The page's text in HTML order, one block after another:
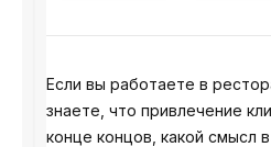
Если вы работаете в
знаете, что привлечение
конце концов, какой смысл